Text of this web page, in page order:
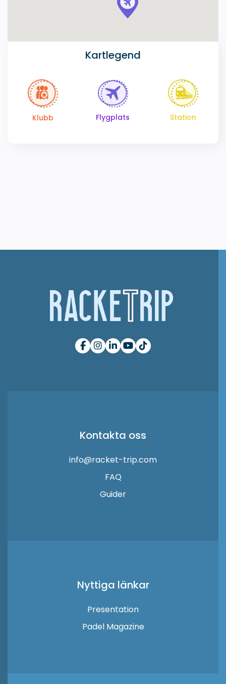
Kartlegend
Klubb Flygplats Station
Kontakta oss
info@racket-trip.com
FAQ
Guider
Nyttiga länkar
Presentation
Padel Magazine